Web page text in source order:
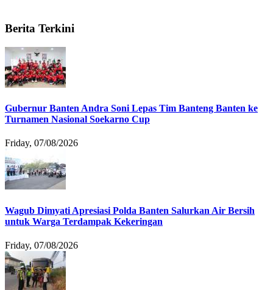
Berita Terkini
Gubernur Banten Andra Soni Lepas Tim Banteng Banten ke
Turnamen Nasional Soekarno Cup
Friday, 07/08/2026
Wagub Dimyati Apresiasi Polda Banten Salurkan Air Bersih
untuk Warga Terdampak Kekeringan
Friday, 07/08/2026